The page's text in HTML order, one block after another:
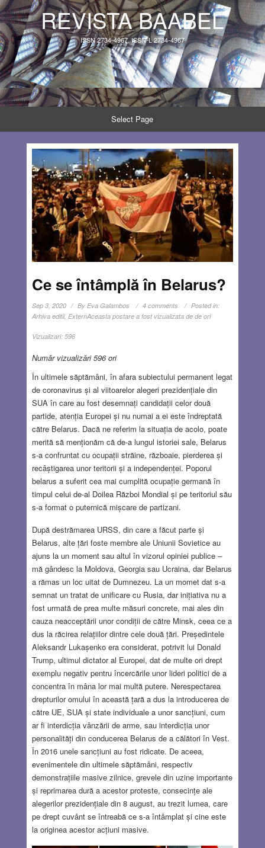
REVISTA BAABEL
ISSN 2734-4967, ISSN-L 2734-4967
Select Page
Ce se întâmplă în Belarus?
Sep 3, 2020 By Eva Galambos 4 comments
Posted in:
Arhiva editii, ExternAceasta postare a fost vizualizata de de ori
Vizualizari: 596
Număr vizualizări 596 ori
În ultimele săptămâni, în afara subiectului permanent legat
de coronavirus și al viitoarelor alegeri prezidențiale din
SUA în care au fost desemnați candidații celor două
partide, atenția Europei și nu numai a ei este îndreptată
către Belarus. Dacă ne referim la situația de acolo, poate
merită să menționăm că de-a lungul istoriei sale, Belarus
s-a confruntat cu ocupații străine, războaie, pierderea și
recâștigarea unor teritorii și a independenței. Poporul
belarus a suferit cea mai cumplită ocupație germană în
timpul celui de-al Doilea Război Mondial și pe teritoriul său
s-a format o puternică mișcare de partizani.
După destrămarea URSS, din care a făcut parte și
Belarus, alte țări foste membre ale Uniunii Sovietice au
ajuns la un moment sau altul în vizorul opiniei publice –
mă gândesc la Moldova, Georgia sau Ucraina, dar Belarus
a rămas un loc uitat de Dumnezeu. La un momet dat s-a
semnat un tratat de unificare cu Rusia, dar inițiativa nu a
fost urmată de prea multe măsuri concrete, mai ales din
cauza neacceptării unor condiții de către Minsk, ceea ce a
dus la răcirea relațiilor dintre cele două țări. Președintele
Aleksandr Lukașenko era considerat, potrivit lui Donald
Trump, ultimul dictator al Europei, dat de multe ori drept
exemplu negativ pentru încercările unor lideri politici de a
concentra în mâna lor mai multă putere. Nerespectarea
drepturilor omului în această țară a dus la introducerea de
către UE, SUA și state individuale a unor sancțiuni, cum
ar fi interdicția vânzării de arme, sau interdicția unor
personalități din conducerea Belarus de a călători în Vest.
În 2016 unele sancțiuni au fost ridicate. De aceea,
evenimentele din ultimele săptămâni, respectiv
demonstrațiile masive zilnice, grevele din uzine importante
și reprimarea dură a acestor proteste, consecințe ale
alegerilor prezidențiale din 8 august, au trezit lumea, care
pe drept cuvânt se întreabă ce s-a întâmplat și cine este
la originea acestor acțiuni masive.